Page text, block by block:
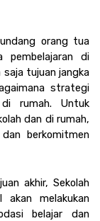
orang tua
pembelajaran di
saja tujuan jangka
strategi
rumah. Untuk
dan di rumah,
berkomitmen
akhir, Sekolah
akan melakukan
belajar dan